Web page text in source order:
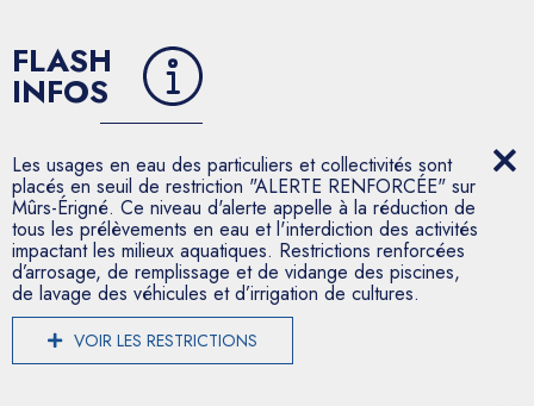
FLASH
INFOS
Les usages en eau des particuliers et collectivités sont
placés en seuil de restriction "ALERTE RENFORCÉE" sur
Mûrs-Érigné. Ce niveau d'alerte appelle à la réduction de
tous les prélèvements en eau et l'interdiction des activités
impactant les milieux aquatiques. Restrictions renforcées
d’arrosage, de remplissage et de vidange des piscines,
de lavage des véhicules et d’irrigation de cultures.
VOIR LES RESTRICTIONS